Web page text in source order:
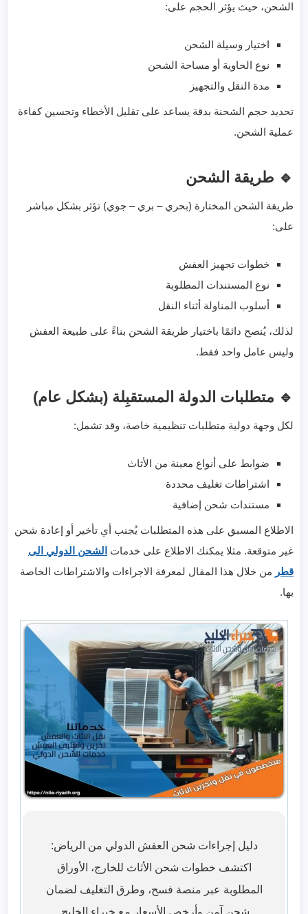
الشحن، حيث يؤثر الحجم على:
اختيار وسيلة الشحن
نوع الحاوية أو مساحة الشحن
مدة النقل والتجهيز
تحديد حجم الشحنة بدقة يساعد على تقليل الأخطاء وتحسين كفاءة
عملية الشحن.
🔹 طريقة الشحن
طريقة الشحن المختارة (بحري – بري – جوي) تؤثر بشكل مباشر
على:
خطوات تجهيز العفش
نوع المستندات المطلوبة
أسلوب المناولة أثناء النقل
لذلك، يُنصح دائمًا باختيار طريقة الشحن بناءً على طبيعة العفش
وليس عامل واحد فقط.
🔹 متطلبات الدولة المستقبِلة (بشكل عام)
لكل وجهة دولية متطلبات تنظيمية خاصة، وقد تشمل:
ضوابط على أنواع معينة من الأثاث
اشتراطات تغليف محددة
مستندات شحن إضافية
الاطلاع المسبق على هذه المتطلبات يُجنب أي تأخير أو إعادة شحن
غير متوقعة. مثلا يمكنك الاطلاع على خدمات الشحن الدولي الى
قطر من خلال هذا المقال لمعرفة الاجراءات والاشتراطات الخاصة
بها.
دليل إجراءات شحن العفش الدولي من الرياض:
اكتشف خطوات شحن الأثاث للخارج، الأوراق
المطلوبة عبر منصة فسح، وطرق التغليف لضمان